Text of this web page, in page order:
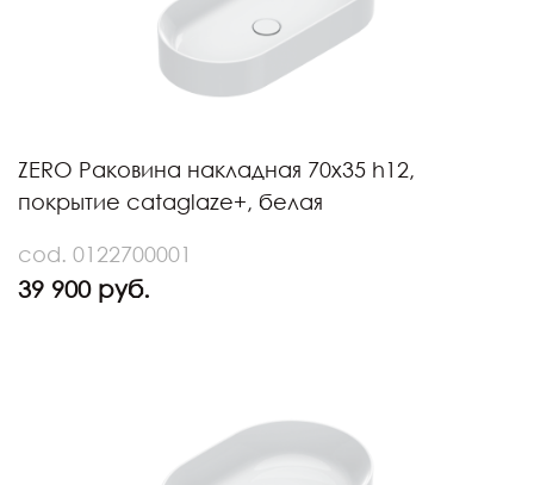
ZERO Раковина накладная 70х35 h12,
покрытие cataglaze+, белая
cod. 0122700001
39 900 руб.